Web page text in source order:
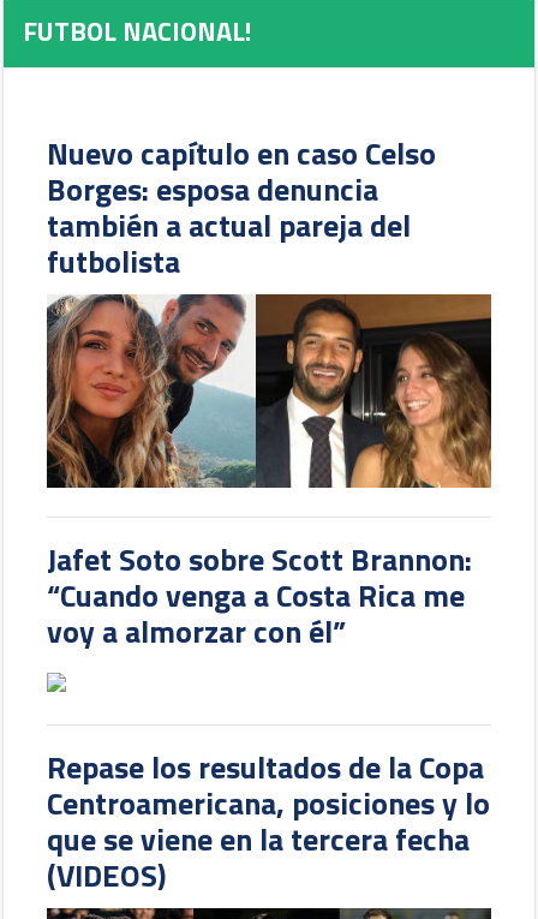
FUTBOL NACIONAL!
Nuevo capítulo en caso Celso
Borges: esposa denuncia
también a actual pareja del
futbolista
Jafet Soto sobre Scott Brannon:
“Cuando venga a Costa Rica me
voy a almorzar con él”
Repase los resultados de la Copa
Centroamericana, posiciones y lo
que se viene en la tercera fecha
(VIDEOS)